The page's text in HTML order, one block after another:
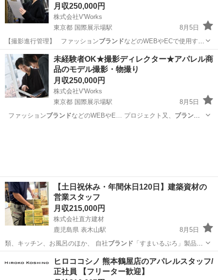
月収250,000円
株式会社V'Works
東京都 国際展示場駅
8月5日
【撮影進行管理】 ファッションブランドなどのWEBやECで使用する
画像の制…
東京 江東区 国際展示場駅 その他
未経験者OK★撮影ディレクター★アパレル商
品のモデル撮影・物撮り
月収250,000円
株式会社V'Works
東京都 国際展示場駅
8月5日
ファッションブランドなどのWEBやE… プロジェクト又、 ブランド
【土日祝休み・年間休日120日】建築資材の
営業スタッフ
月収215,000円
株式会社直方建材
鹿児島県 表木山駅
8月5日
類、キッチン、お風呂のほか、 自社ブランド 「すまいるぷろ」製品、
ペット用品…
内勤営業
ヒロココシノ 熊本鶴屋店のアパレルスタッフ/
正社員 【フリーター歓迎】